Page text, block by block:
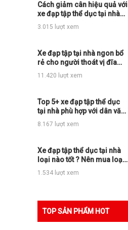
Cách giảm cân hiệu quả với
xe đạp tập thể dục tại nhà
bạn đã biết
3.015 lượt xem
Xe đạp tập tại nhà ngon bổ
rẻ cho người thoát vị đĩa
đệm
11.420 lượt xem
Top 5+ xe đạp tập thể dục
tại nhà phù hợp với dân văn
phòng
8.167 lượt xem
Xe đạp tập thể dục tại nhà
loại nào tốt ? Nên mua loại
nào ?
1.534 lượt xem
TOP SẢN PHẨM HOT